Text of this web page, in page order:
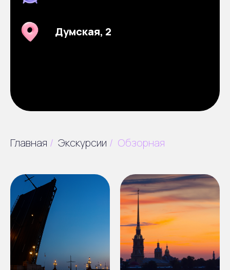
Думская, 2
Главная / Экскурсии / Обзорная